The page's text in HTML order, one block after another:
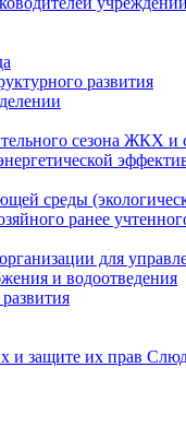
развития
сезона ЖКХ и
среды
ранее
для
и водоотведения
и защите их прав